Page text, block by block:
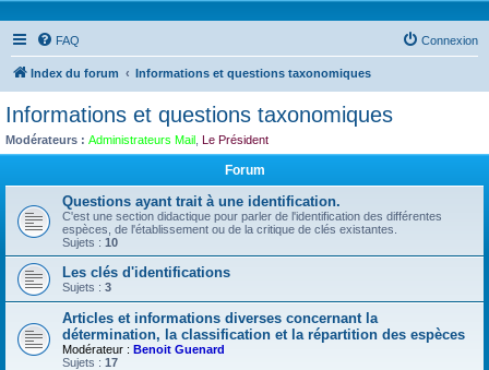
FAQ Connexion
Index du forum Informations et questions taxonomiques
Informations et questions taxonomiques
Modérateurs : Administrateurs Mail Le Président
Forum
Questions ayant trait à une identification.
C'est une section didactique pour parler de l'identification des différentes
espèces, de l'établissement ou de la critique de clés existantes.
Sujets : 10
Les clés d'identifications
Sujets : 3
Articles et informations diverses concernant la
détermination, la classification et la répartition des espèces
Modérateur : Benoit Guenard
Sujets : 17